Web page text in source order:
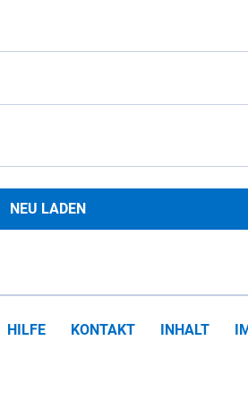
NEU LADEN
HILFE KONTAKT INHALT